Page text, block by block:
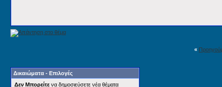
«
Δικαιώματα - Επιλογές
Δεν Μπορείτε να δημοσιεύσετε νέα θέματα